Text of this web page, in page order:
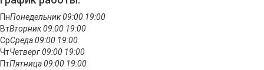
ПнПонедельник09:00 19:00
ВтВторник09:00 19:00
СрСреда09:00 19:00
ЧтЧетверг09:00 19:00
ПтПятница09:00 19:00